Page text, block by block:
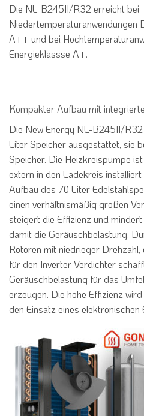
Die NL-B245II/R32 erreicht bei
Niedertemperaturanwendungen
A++ und bei
Energieklassse A+.
Kompakter Aufbau mit
Die New Energy NL-B245II/
Liter Speicher ausgestattet, sie
Speicher. Die Heizkreispumpe
extern in den Ladekreis
Aufbau des 70 Liter
einen verhältnismäßig großen
steigert die Effizienz und
damit die Geräuschbelastung.
Rotoren mit niedrieger
für den Inverter Verdichter
Geräuschbelastung für das
erzeugen. Die hohe Effizienz
den Einsatz eines